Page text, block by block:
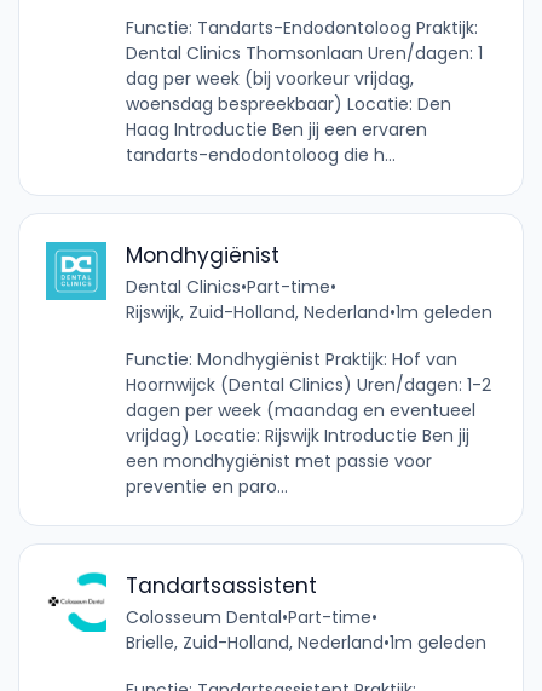
Functie: Tandarts-Endodontoloog Praktijk:
Dental Clinics Thomsonlaan Uren/dagen: 1
dag per week (bij voorkeur vrijdag,
woensdag bespreekbaar) Locatie: Den
Haag Introductie Ben jij een ervaren
tandarts-endodontoloog die h...
Mondhygiënist
Dental Clinics•Part-time•
Rijswijk, Zuid-Holland, Nederland•1m geleden
Functie: Mondhygiënist Praktijk: Hof van
Hoornwijck (Dental Clinics) Uren/dagen: 1-2
dagen per week (maandag en eventueel
vrijdag) Locatie: Rijswijk Introductie Ben jij
een mondhygiënist met passie voor
preventie en paro...
Tandartsassistent
Colosseum Dental•Part-time•
Brielle, Zuid-Holland, Nederland•1m geleden